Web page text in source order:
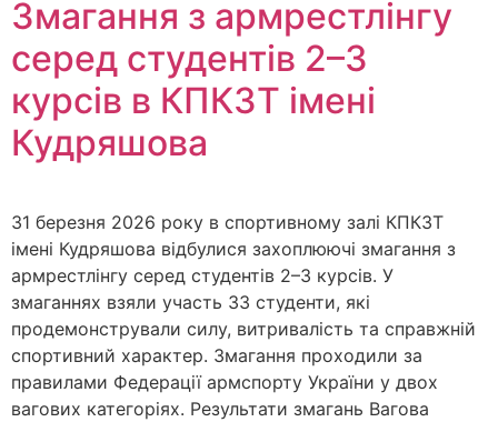
Змагання з армрестлінгу
серед студентів 2–3
курсів в КПКЗТ імені
Кудряшова
31 березня 2026 року в спортивному залі КПКЗТ
імені Кудряшова відбулися захоплюючі змагання з
армрестлінгу серед студентів 2–3 курсів. У
змаганнях взяли участь 33 студенти, які
продемонстрували силу, витривалість та справжній
спортивний характер. Змагання проходили за
правилами Федерації армспорту України у двох
вагових категоріях. Результати змагань Вагова